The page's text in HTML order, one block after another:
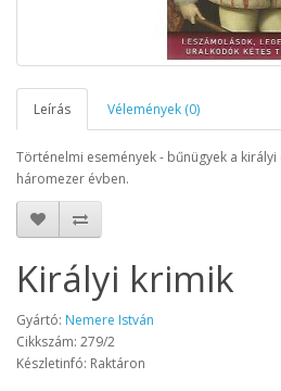
Leírás Vélemények (0)
Történelmi események - bűnügyek a
háromezer évben.
Királyi krimik
Gyártó: Nemere István
Cikkszám: 279/2
Készletinfó: Raktáron